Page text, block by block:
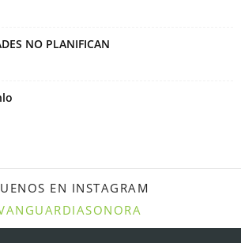
NO PLANIFICAN
EN INSTAGRAM